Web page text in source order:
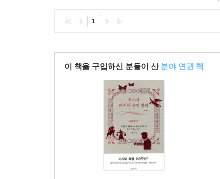
1
이 책을 구입하신 분들이 산 분야 연관 책